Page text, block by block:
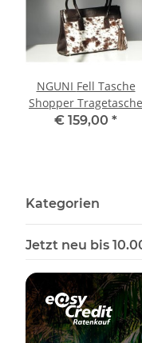
NGUNI Fell Tasche
Shopper Tragetasche
€ 159,00 *
Kategorien
Jetzt neu bis